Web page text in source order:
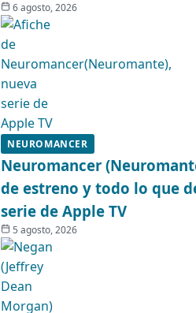
6 agosto, 2026
NEUROMANCER
Neuromancer
de estreno y todo lo que
serie de Apple TV
5 agosto, 2026